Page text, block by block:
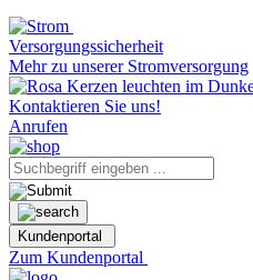
Versorgungssicherheit
Mehr zu unserer Stromversorgung
Kontaktieren Sie uns!
Anrufen
Kundenportal
Zum Kundenportal